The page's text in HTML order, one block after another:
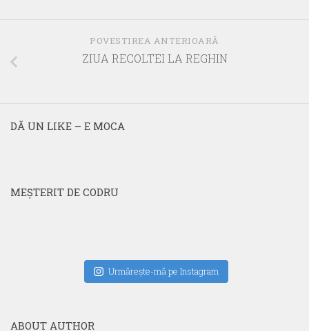
POVESTIREA ANTERIOARĂ
ZIUA RECOLTEI LA REGHIN
DĂ UN LIKE – E MOCA
MEŞTERIT DE CODRU
Urmăreşte-mă pe Instagram
ABOUT AUTHOR